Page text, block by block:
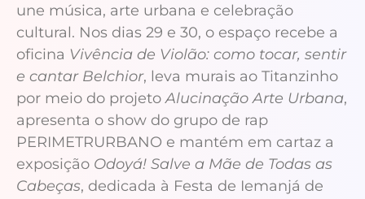
une música, arte urbana e celebração
cultural. Nos dias 29 e 30, o espaço recebe a
oficina Vivência de Violão: como tocar, sentir
e cantar Belchior, leva murais ao Titanzinho
por meio do projetoAlucinação Arte Urbana,
apresenta o show do grupo de rap
PERIMETRURBANO e mantém em cartaz a
exposição Odoyá! Salve a Mãe de Todas as
Cabeças, dedicada à Festa de Iemanjá de